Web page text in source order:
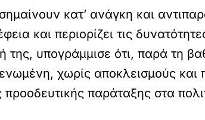
κατ’ ανάγκη και
και περιορίζει τις
υπογράμμισε ότι, παρά τη
χωρίς αποκλεισμούς και
παράταξης στα